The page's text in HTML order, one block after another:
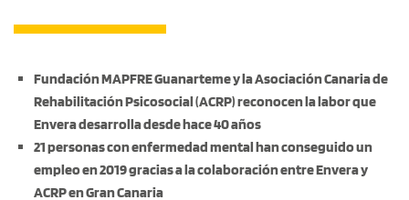
Fundación MAPFRE Guanarteme y la Asociación Canaria de
Rehabilitación Psicosocial (ACRP) reconocen la labor que
Envera desarrolla desde hace 40 años
21 personas con enfermedad mental han conseguido un
empleo en 2019 gracias a la colaboración entre Envera y
ACRP en Gran Canaria